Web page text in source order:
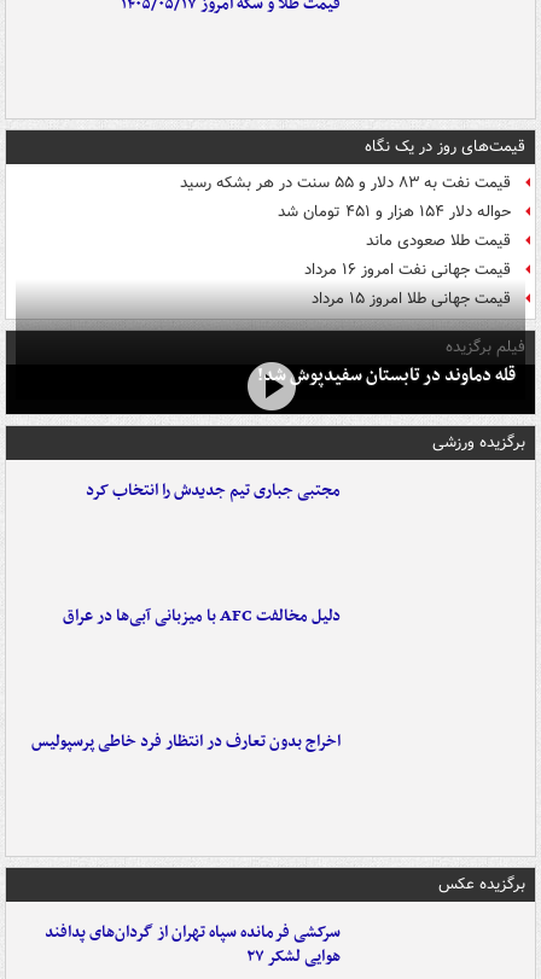
قیمت‌های روز در یک نگاه
قیمت نفت به ۸۳ دلار و ۵۵ سنت در هر بشکه رسید
حواله دلار ۱۵۴ هزار و ۴۵۱ تومان شد
قیمت طلا صعودی ماند
قیمت جهانی نفت امروز ۱۶ مرداد
قیمت جهانی طلا امروز ۱۵ مرداد
فیلم برگزیده
قله دماوند در تابستان سفیدپوش شد!
برگزیده ورزشی
مجتبی جباری تیم جدیدش را انتخاب کرد
دلیل مخالفت AFC با میزبانی آبی‌ها در عراق
اخراج بدون تعارف در انتظار فرد خاطی پرسپولیس
برگزیده عکس
سرکشی فرمانده سپاه تهران از گردان‌های پدافند
هوایی لشکر ۲۷